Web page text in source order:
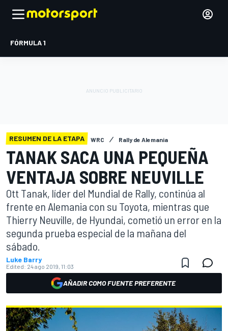
FÓRMULA 1
RESUMEN DE LA ETAPA WRC Rally de Alemania
TANAK SACA UNA PEQUEÑA
VENTAJA SOBRE NEUVILLE
Ott Tanak, líder del Mundial de Rally, continúa al
frente en Alemania con su Toyota, mientras que
Thierry Neuville, de Hyundai, cometió un error en la
segunda prueba especial de la mañana del
sábado.
Luke Barry
Edited: 24 ago 2019, 11:03
AÑADIR COMO FUENTE PREFERENTE